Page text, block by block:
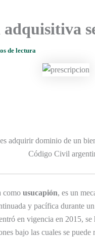
adquisitiva
de lectura
adquirir dominio de un
Código Civil
como usucapión, es un
y pacífica durante
en vigencia en 2015,
bajo las cuales se